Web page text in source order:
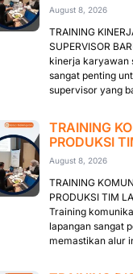
August 8, 2026
TRAINING
SUPERVISOR
kinerja karyawan
sangat penting
supervisor yang
TRAINING
PRODUKSI
August 8, 2026
TRAINING
PRODUKSI TIM
Training
lapangan sangat
memastikan alur